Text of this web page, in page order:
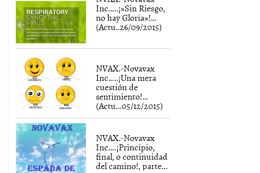
Inc…..¡»Sin Riesgo,
no hay Gloria»!…
(Actu..26/09/2015)
NVAX.-Novavax
Inc…..¡Una mera
cuestión de
sentimiento!…
(Actu…05/12/2015)
NVAX.-Novavax
Inc….¡Principio,
final, o continuidad
del camino!, parte...